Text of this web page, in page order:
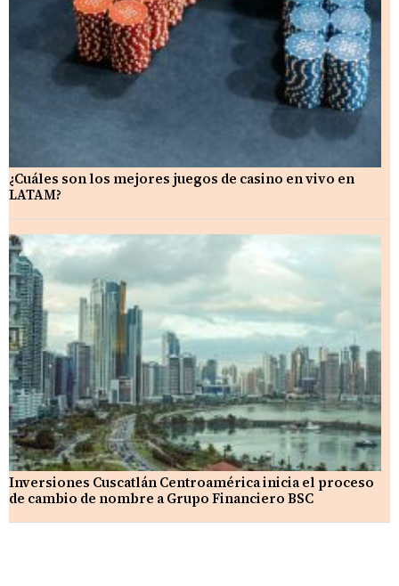
¿Cuáles son los mejores juegos de casino en vivo en
LATAM?
Inversiones Cuscatlán Centroamérica inicia el proceso
de cambio de nombre a Grupo Financiero BSC